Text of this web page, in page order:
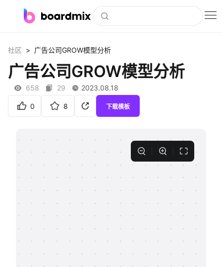
社区资源
下载
私有化部署
知识分享社区
社区 > 广告公司GROW模型分析
广告公司GROW模型分析
658 29 2023.08.18
0 8 下载模板